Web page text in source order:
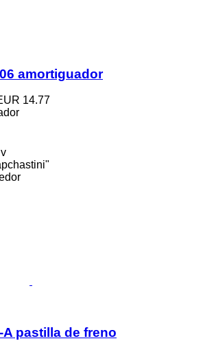
amortiguador
14.77
A pastilla de freno